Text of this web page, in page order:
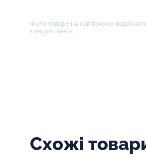
Фото товару на сайті може
консультанта.
Схожі